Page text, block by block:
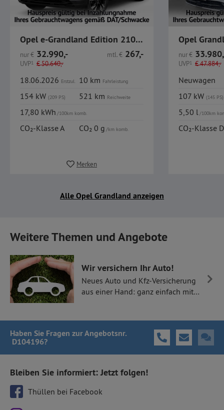
Opel e-Grandland Edition 210 / 73kWh Akku / R-Kamera
nur€ 32.990,-
UVP1 €50.640,-
mtl.€ 267,-
18.06.2026 Erstzul. 10 km Fahrleistung
154 kW (209 PS) 521 km Reichweite
17,80 kWh/100km komb.
CO₂-Klasse A CO₂ 0 g/km komb.
Merken
nur€
UVP1 €47.884,-
Neuwagen
107 kW (145 PS)
5,50 l/100km
CO₂-Klasse D
Alle Opel Grandland anzeigen
Weitere Themen und Angebote
Wir versichern Ihr Auto!
Neues Auto und Kfz-Versicherung
aus einer Hand: ganz einfach mit
Haben Sie Fragen zur Angebotsnr.
D104196?
Bleiben Sie informiert: Jetzt folgen!
Thüllen bei Facebook